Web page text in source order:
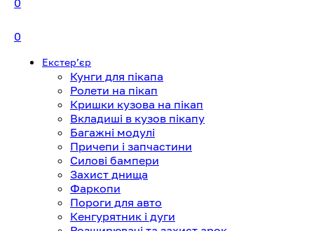
0
Екстерʼєр
Кунги для пікапа
Ролети на пікап
Кришки кузова на пікап
Вкладиші в кузов пікапу
Багажні модулі
Причепи і запчастини
Силові бампери
Захист днища
Фаркопи
Пороги для авто
Кенгурятник і дуги